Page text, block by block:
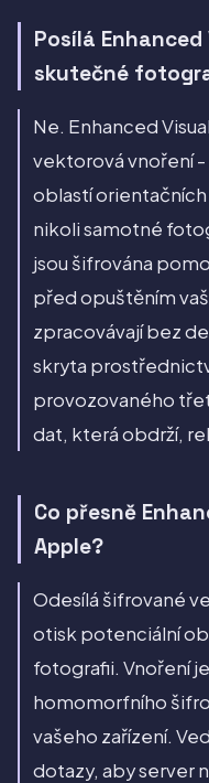
Posílá
skutečné
Ne. Enhanced
vektorová vnoření
oblastí
nikoli samotné
jsou šifrována
před opuštěním
zpracovávají bez
skryta
provozovaného
dat, která obdrží,
Co přesně
Apple?
Odesílá šifrované
otisk potenciální
fotografii. Vnoření
homomorfního
vašeho zařízení.
dotazy, aby server